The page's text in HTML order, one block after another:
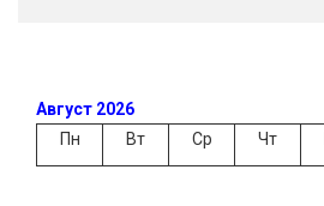
Август 2026
Пн
Вт Ср Чт